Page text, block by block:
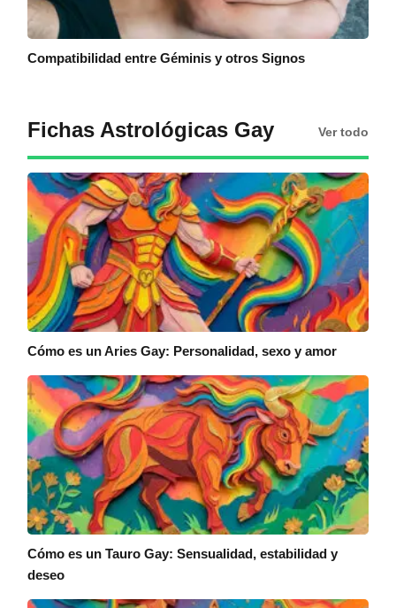
Compatibilidad entre Géminis y otros Signos
Fichas Astrológicas Gay Ver todo
Cómo es un Aries Gay: Personalidad, sexo y amor
Cómo es un Tauro Gay: Sensualidad, estabilidad y
deseo